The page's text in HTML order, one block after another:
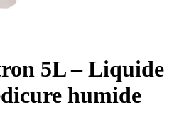
5L – Liquide
humide